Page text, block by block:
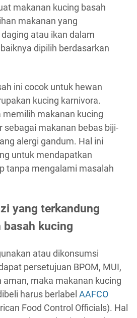
makanan kucing basah
makanan yang
atau ikan dalam
dipilih berdasarkan
ini cocok untuk hewan
kucing karnivora.
memilih makanan kucing
sebagai makanan bebas biji-
alergi gandum. Hal ini
untuk mendapatkan
tanpa mengalami masalah
yang terkandung
basah kucing
atau dikonsumsi
persetujuan BPOM, MUI,
aman, maka makanan kucing
harus berlabel AAFCO
Food Control Officials). Hal